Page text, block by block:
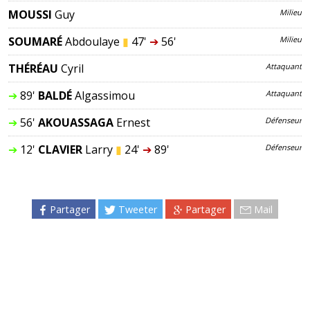
MOUSSI Guy Milieu
SOUMARÉAbdoulaye ▮ 47' ➔56' Milieu
THÉRÉAU Cyril Attaquant
➔89' BALDÉAlgassimou Attaquant
➔56' AKOUASSAGA Ernest Défenseur
➔12' CLAVIER Larry ▮ 24' ➔89' Défenseur
Partager Tweeter Partager Mail